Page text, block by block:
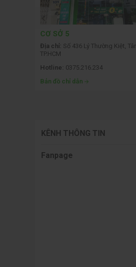
CƠ SỞ 5
Địa chỉ: Số 436 Lý Thường Kiệt,
TP.HCM
Hotline: 0375.216.234
Bản đồ chỉ dẫn
KÊNH THÔNG TIN
Fanpage